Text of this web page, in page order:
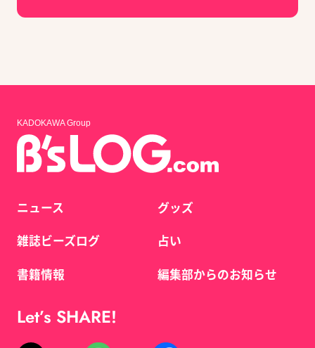
KADOKAWA Group
ニュース
雑誌ビーズログ
書籍情報
グッズ
占い
編集部からのお知らせ
Let’s SHARE!